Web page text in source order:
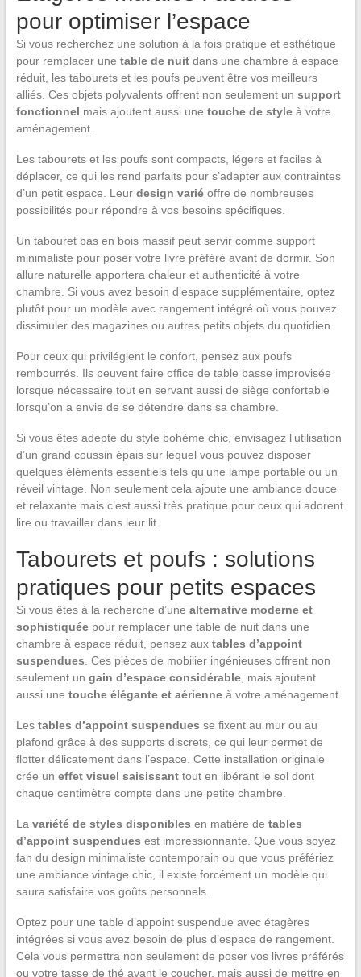
pour optimiser l’espace
Si vous recherchez une solution à la fois pratique et esthétique
pour remplacer une table de nuitdans une chambre à espace
réduit, les tabourets et les poufs peuvent être vos meilleurs
alliés. Ces objets polyvalents offrent non seulement un support
fonctionnel mais ajoutent aussi une touche de styleà votre
aménagement.
Les tabourets et les poufs sont compacts, légers et faciles à
déplacer, ce qui les rend parfaits pour s’adapter aux contraintes
d’un petit espace. Leur design variéoffre de nombreuses
possibilités pour répondre à vos besoins spécifiques.
Un tabouret bas en bois massif peut servir comme support
minimaliste pour poser votre livre préféré avant de dormir. Son
allure naturelle apportera chaleur et authenticité à votre
chambre. Si vous avez besoin d’espace supplémentaire, optez
plutôt pour un modèle avec rangement intégré où vous pouvez
dissimuler des magazines ou autres petits objets du quotidien.
Pour ceux qui privilégient le confort, pensez aux poufs
rembourrés. Ils peuvent faire office de table basse improvisée
lorsque nécessaire tout en servant aussi de siège confortable
lorsqu’on a envie de se détendre dans sa chambre.
Si vous êtes adepte du style bohème chic, envisagez l’utilisation
d’un grand coussin épais sur lequel vous pouvez disposer
quelques éléments essentiels tels qu’une lampe portable ou un
réveil vintage. Non seulement cela ajoute une ambiance douce
et relaxante mais c’est aussi très pratique pour ceux qui adorent
lire ou travailler dans leur lit.
Tabourets et poufs : solutions
pratiques pour petits espaces
Si vous êtes à la recherche d’une alternative moderne et
sophistiquéepour remplacer une table de nuit dans une
chambre à espace réduit, pensez aux tables d’appoint
suspendues . Ces pièces de mobilier ingénieuses offrent non
seulement un gain d’espace considérable, mais ajoutent
aussi une touche élégante et aérienneà votre aménagement.
Les tables d’appoint suspendues se fixent au mur ou au
plafond grâce à des supports discrets, ce qui leur permet de
flotter délicatement dans l’espace. Cette installation originale
crée un effet visuel saisissanttout en libérant le sol dont
chaque centimètre compte dans une petite chambre.
La variété de styles disponibles en matière de tables
d’appoint suspendues est impressionnante. Que vous soyez
fan du design minimaliste contemporain ou que vous préfériez
une ambiance vintage chic, il existe forcément un modèle qui
saura satisfaire vos goûts personnels.
Optez pour une table d’appoint suspendue avec étagères
intégrées si vous avez besoin de plus d’espace de rangement.
Cela vous permettra non seulement de poser vos livres préférés
ou votre tasse de thé avant le coucher, mais aussi de mettre en